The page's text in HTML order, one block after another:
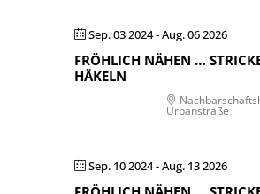
Sep. 03 2024- Aug. 06 2026
FRÖHLICH NÄHEN …
HÄKELN
Urbanstraße
Sep. 10 2024- Aug. 13 2026